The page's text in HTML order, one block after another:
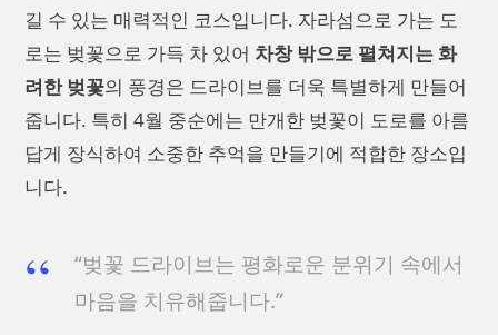
길 수 있는 매력적인 코스입니다. 자라섬으로 가는 도
로는 벚꽃으로 가득 차 있어 차창 밖으로 펼쳐지는 화
려한 벚꽃의 풍경은 드라이브를 더욱 특별하게 만들어
줍니다. 특히 4월 중순에는 만개한 벚꽃이 도로를 아름
답게 장식하여 소중한 추억을 만들기에 적합한 장소입
니다.
“벚꽃 드라이브는 평화로운 분위기 속에서
마음을 치유해줍니다.”